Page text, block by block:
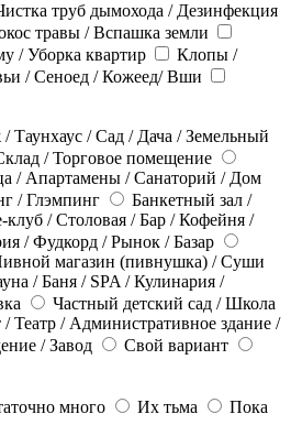
труб дымохода / Дезинфекция
травы / Вспашка земли
/ Уборка квартир
Клопы /
/ Сеноед / Кожеед/ Вши
Таунхаус / Сад / Дача / Земельный
/ Торговое помещение
/ Апартамены / Санаторий / Дом
/ Глэмпинг
Банкетный зал /
клуб / Столовая / Бар / Кофейня /
/ Фудкорд / Рынок / Базар
магазин (пивнушка) / Суши
/ Баня / SPA / Кулинария /
Частный детский сад / Школа
Театр / Административное здание /
/ Завод
Свой вариант
много Их тьма
Пока